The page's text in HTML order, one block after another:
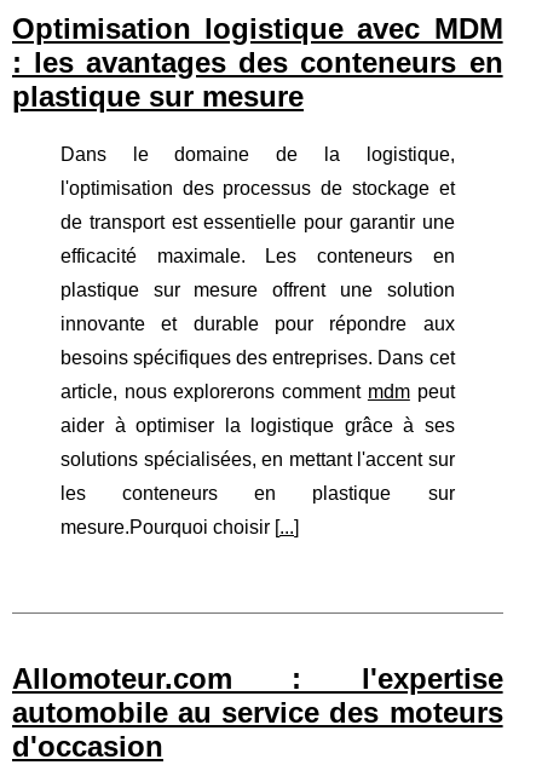
Optimisation logistique avec MDM
: les avantages des conteneurs en
plastique sur mesure
Dans le domaine de la logistique,
l'optimisation des processus de stockage et
de transport est essentielle pour garantir une
efficacité maximale. Les conteneurs en
plastique sur mesure offrent une solution
innovante et durable pour répondre aux
besoins spécifiques des entreprises. Dans cet
article, nous explorerons comment mdmpeut
aider à optimiser la logistique grâce à ses
solutions spécialisées, en mettant l'accent sur
les conteneurs en plastique sur
mesure.Pourquoi choisir [...]
Allomoteur.com : l'expertise
automobile au service des moteurs
d'occasion